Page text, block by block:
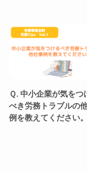
Ｑ. 中小企業が気をつ
べき労務トラブルの
例を教えてください。